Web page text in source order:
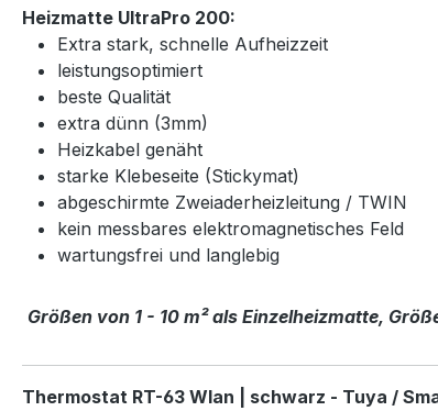
Heizmatte UltraPro 200:
Extra stark, schnelle Aufheizzeit
leistungsoptimiert
beste Qualität
extra dünn (3mm)
Heizkabel genäht
starke Klebeseite (Stickymat)
abgeschirmte Zweiaderheizleitung / TWIN
kein messbares elektromagnetisches Feld
wartungsfrei und langlebig
Größen von 1 - 10 m² als Einzelheizmatte,
Thermostat RT-63 Wlan | schwarz - Tuya /